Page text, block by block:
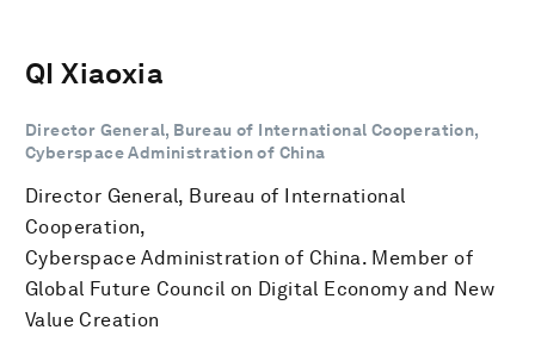
QI Xiaoxia
Director General, Bureau of International Cooperation,
Cyberspace Administration of China
Director General, Bureau of International
Cooperation,
Cyberspace Administration of China. Member of
Global Future Council on Digital Economy and New
Value Creation